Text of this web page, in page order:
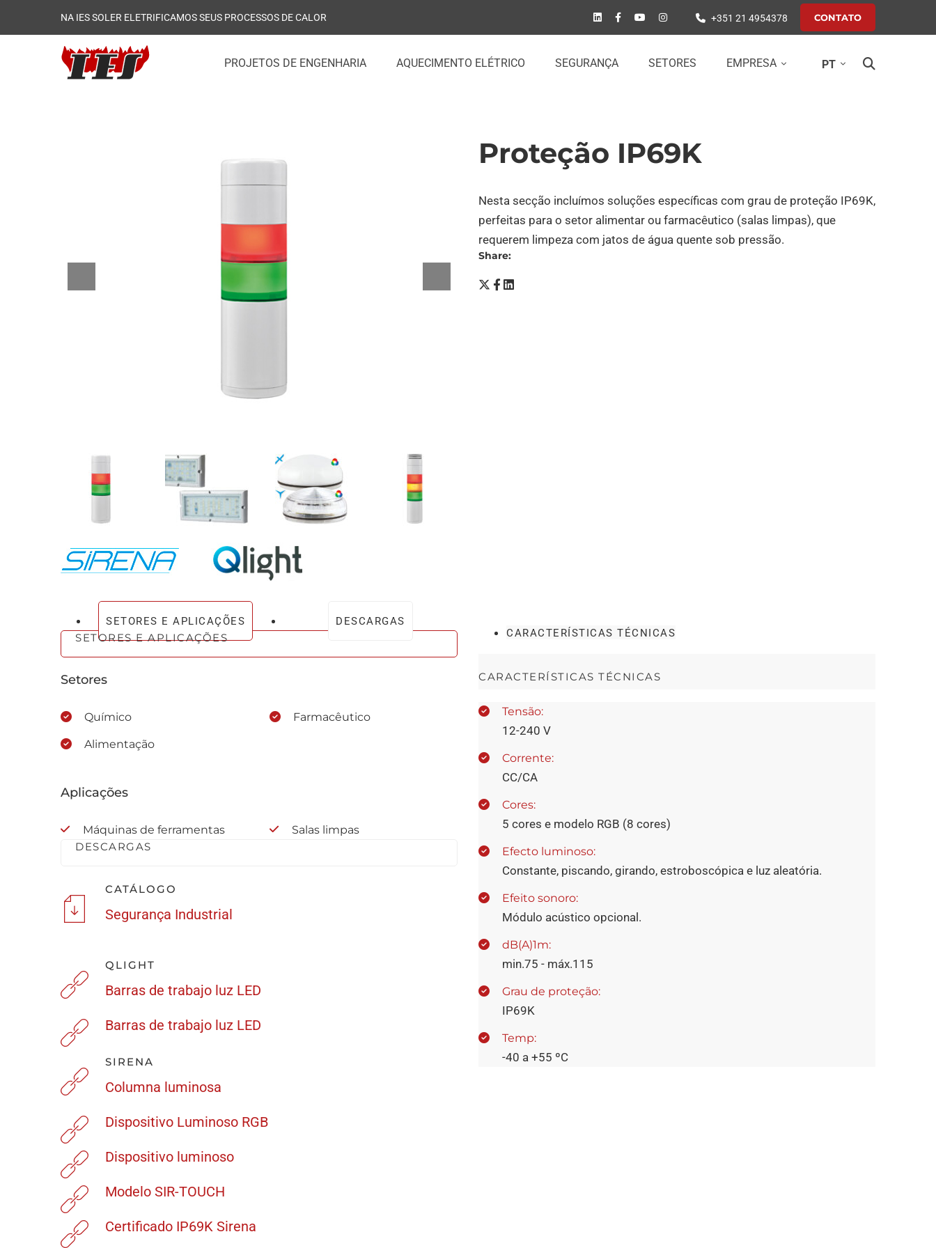
NA IES SOLER ELETRIFICAMOS SEUS PROCESSOS DE CALOR +351 21 4954378 CONTATO
PROJETOS DE ENGENHARIA AQUECIMENTO ELÉTRICO SEGURANÇA SETORES EMPRESA PT
Proteção IP69K
Nesta secção incluímos soluções específicas com grau de proteção IP69K,
perfeitas para o setor alimentar ou farmacêutico (salas limpas), que
requerem limpeza com jatos de água quente sob pressão.
Share:
SETORES E APLICAÇÕES DESCARGAS
SETORES E APLICAÇÕES
Setores
Químico Farmacêutico
Alimentação
Aplicações
Máquinas de ferramentas
Salas limpas
DESCARGAS
CATÁLOGO
Segurança Industrial
QLIGHT
Barras de trabajo luz LED
Barras de trabajo luz LED
SIRENA
Columna luminosa
Dispositivo Luminoso RGB
Dispositivo luminoso
Modelo SIR-TOUCH
Certificado IP69K Sirena
CARACTERÍSTICAS TÉCNICAS
CARACTERÍSTICAS TÉCNICAS
Tensão:
12-240 V
Corrente:
CC/CA
Cores:
5 cores e modelo RGB (8 cores)
Efecto luminoso:
Constante, piscando, girando, estroboscópica e luz aleatória.
Efeito sonoro:
Módulo acústico opcional.
dB(A)1m:
min.75 - máx.115
Grau de proteção:
IP69K
Temp:
-40 a +55 ºC